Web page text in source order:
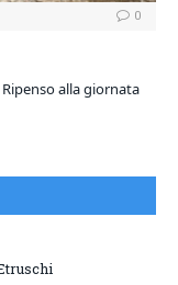
0
alla giornata